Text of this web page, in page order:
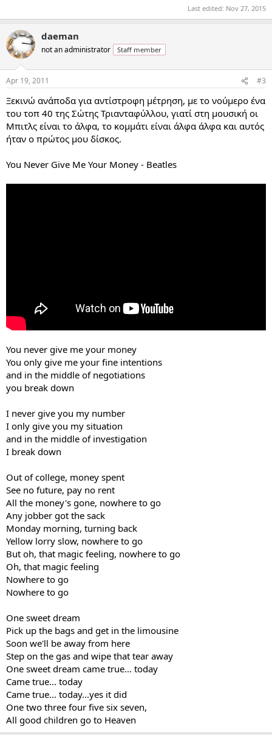
Last edited: Nov 27, 2015
daeman
not an administrator Staff member
Apr 19, 2011 #3
Ξεκινώ ανάποδα για αντίστροφη μέτρηση, με το νούμερο ένα
του τοπ 40 της Σώτης Τριανταφύλλου, γιατί στη μουσική οι
Μπιτλς είναι το άλφα, το κομμάτι είναι άλφα άλφα και αυτός
ήταν ο πρώτος μου δίσκος.
You Never Give Me Your Money - Beatles
You never give me your money
You only give me your fine intentions
and in the middle of negotiations
you break down
I never give you my number
I only give you my situation
and in the middle of investigation
I break down
Out of college, money spent
See no future, pay no rent
All the money's gone, nowhere to go
Any jobber got the sack
Monday morning, turning back
Yellow lorry slow, nowhere to go
But oh, that magic feeling, nowhere to go
Oh, that magic feeling
Nowhere to go
Nowhere to go
One sweet dream
Pick up the bags and get in the limousine
Soon we'll be away from here
Step on the gas and wipe that tear away
One sweet dream came true... today
Came true... today
Came true... today...yes it did
One two three four five six seven,
All good children go to Heaven